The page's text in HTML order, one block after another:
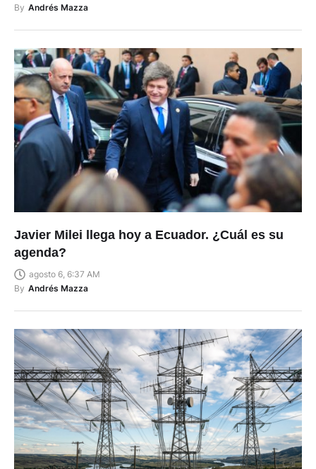
By Andrés Mazza
Javier Milei llega hoy a Ecuador. ¿Cuál es su
agenda?
agosto 6, 6:37 AM
By Andrés Mazza